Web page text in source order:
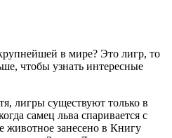
в мире? Это лигр, то
чтобы узнать интересные
лигры существуют только в
самец льва спаривается с
животное занесено в Книгу